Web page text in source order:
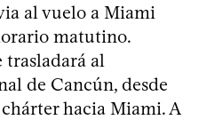
al vuelo a Miami
matutino.
trasladará al
de Cancún, desde
hacia Miami. A